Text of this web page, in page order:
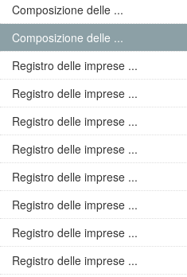
Composizione delle ...
Composizione delle ...
Registro delle imprese ...
Registro delle imprese ...
Registro delle imprese ...
Registro delle imprese ...
Registro delle imprese ...
Registro delle imprese ...
Registro delle imprese ...
Registro delle imprese ...